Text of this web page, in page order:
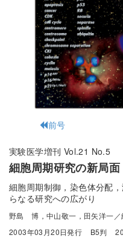
前号
実験医学増刊 Vol.21 No.5
細胞周期研究の新局面
細胞周期制御，染色体分配
らなる研究への広がり
野島 博，中山敬一，田矢洋一／
2003年03月20日発行
B5判